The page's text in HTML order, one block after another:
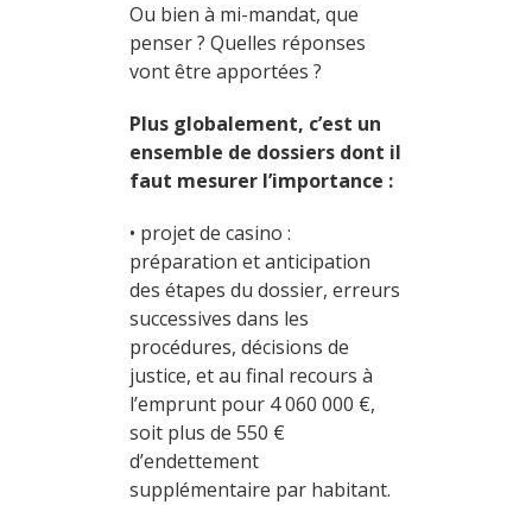
Ou bien à mi-mandat, que
penser ? Quelles réponses
vont être apportées ?
Plus globalement, c’est un
ensemble de dossiers dont il
faut mesurer l’importance :
• projet de casino :
préparation et anticipation
des étapes du dossier, erreurs
successives dans les
procédures, décisions de
justice, et au final recours à
l’emprunt pour 4 060 000 €,
soit plus de 550 €
d’endettement
supplémentaire par habitant.